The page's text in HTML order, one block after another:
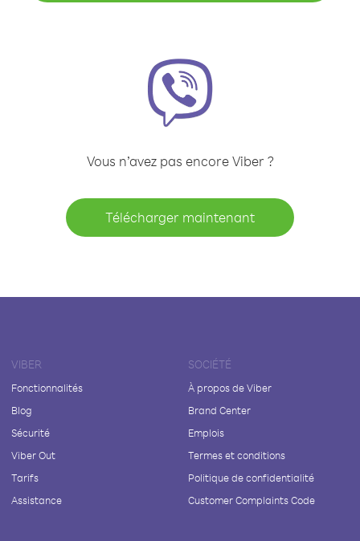
Vous n’avez pas encore Viber ?
Télécharger maintenant
VIBER
Fonctionnalités
Blog
Sécurité
Viber Out
Tarifs
Assistance
SOCIÉTÉ
À propos de Viber
Brand Center
Emplois
Termes et conditions
Politique de confidentialité
Customer Complaints Code